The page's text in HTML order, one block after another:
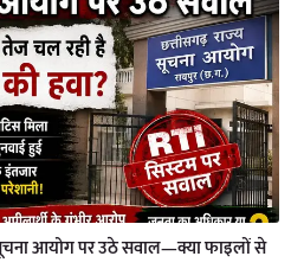
आयोग पर उठे सवाल—क्या फाइलों से